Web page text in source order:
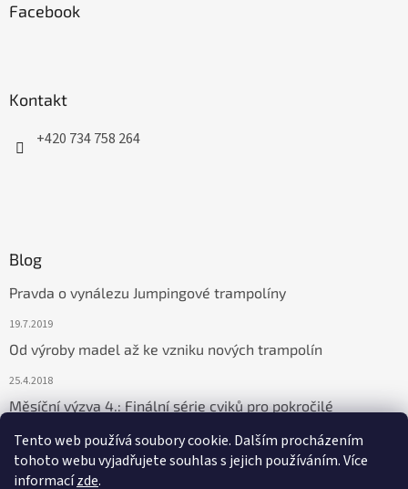
Tento web používá soubory cookie. Dalším procházením
tohoto webu vyjadřujete souhlas s jejich používáním. Více
informacízde.
Facebook
Kontakt
+420 734 758 264
Blog
Pravda o vynálezu Jumpingové trampolíny
19.7.2019
Od výroby madel až ke vzniku nových trampolín
25.4.2018
Měsíční výzva 4.: Finální série cviků pro pokročilé
9.6.2017